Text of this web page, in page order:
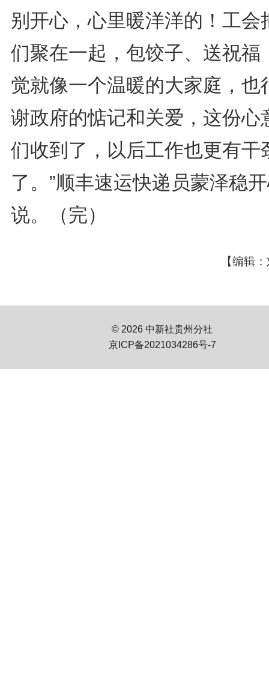
别开心，心里暖洋洋的！工会
们聚在一起，包饺子、送祝福
觉就像一个温暖的大家庭，也
谢政府的惦记和关爱，这份心
们收到了，以后工作也更有干
了。”顺丰速运快递员蒙泽稳
说。（完）
【编辑
© 2026 中新社贵州分社
京ICP备2021034286号-7